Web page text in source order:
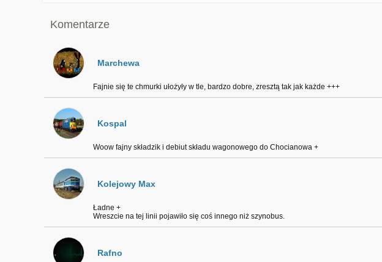
Komentarze
Marchewa
Fajnie się te chmurki ułożyły w tle, bardzo dobre, zresztą tak jak każde +++
Kospal
Woow fajny składzik i debiut składu wagonowego do Chocianowa +
Kolejowy Max
Ładne +
Wreszcie na tej linii pojawiło się coś innego niż szynobus.
Rafno